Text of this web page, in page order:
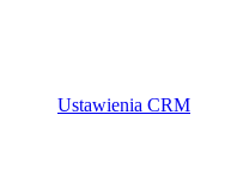
Ustawienia CRM